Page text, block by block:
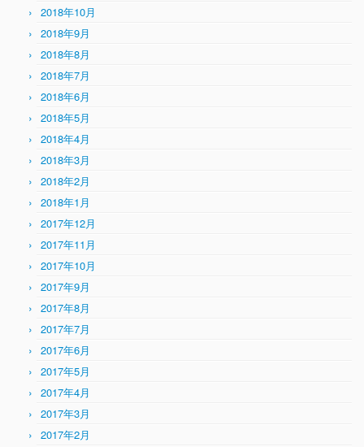
2018年10月
2018年9月
2018年8月
2018年7月
2018年6月
2018年5月
2018年4月
2018年3月
2018年2月
2018年1月
2017年12月
2017年11月
2017年10月
2017年9月
2017年8月
2017年7月
2017年6月
2017年5月
2017年4月
2017年3月
2017年2月